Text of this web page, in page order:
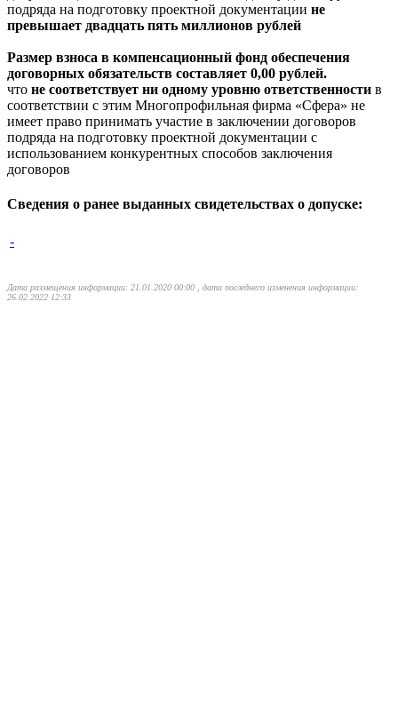
подряда на подготовку проектной документации не
превышает двадцать пять миллионов рублей
Размер взноса в компенсационный фонд обеспечения
договорных обязательств составляет 0,00 рублей.
что не соответствует ни одному уровню ответственности в
соответствии с этим Многопрофильная фирма «Сфера» не
имеет право принимать участие в заключении договоров
подряда на подготовку проектной документации с
использованием конкурентных способов заключения
договоров
Сведения о ранее выданных свидетельствах о допуске:
-
Дата размещения информации: 21.01.2020 00:00 , дата последнего изменения информации:
26.02.2022 12:33